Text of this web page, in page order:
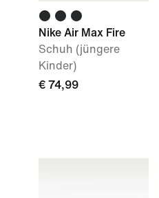
Nike Air Max Fire
Schuh (jüngere
Kinder)
€ 74,99